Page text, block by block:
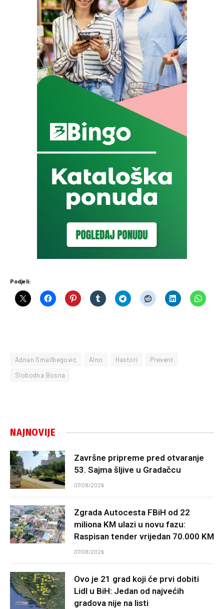
Podjeli:
Adnan Smailbegović Alno Hastori
Prevent
Slobodna Bosna
NAJNOVIJE
Završne pripreme pred otvaranje
53. Sajma šljive u Gradačcu
07/08/2026
Zgrada Autocesta FBiH od 22
miliona KM ulazi u novu fazu:
Raspisan tender vrijedan 70.000 KM
07/08/2026
Ovo je 21 grad koji će prvi dobiti
Lidl u BiH: Jedan od najvećih
gradova nije na listi